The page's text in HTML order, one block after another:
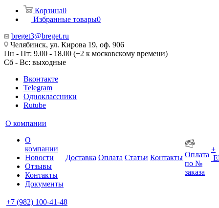
Корзина0
Избранные товары0
breget3@breget.ru
Челябинск, ул. Кирова 19, оф. 906
Пн - Пт: 9.00 - 18.00 (+2 к московскому времени)
Сб - Вс: выходные
Вконтакте
Telegram
Одноклассники
Rutube
О компании
О
компании
Новости
Отзывы
Контакты
Документы
Доставка Оплата Статьи Контакты Оплата
по №
заказа
+
+7 (982) 100-41-48